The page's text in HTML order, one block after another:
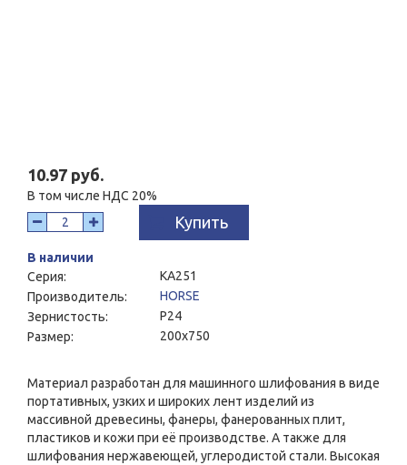
10.97 руб.
В том числе НДС 20%
Купить
В наличии
Серия:
KA251
Производитель:
HORSE
Зернистость:
P24
Размер:
200x750
Материал разработан для машинного шлифования в виде
портативных, узких и широких лент изделий из
массивной древесины, фанеры, фанерованных плит,
пластиков и кожи при её производстве. А также для
шлифования нержавеющей, углеродистой стали. Высокая